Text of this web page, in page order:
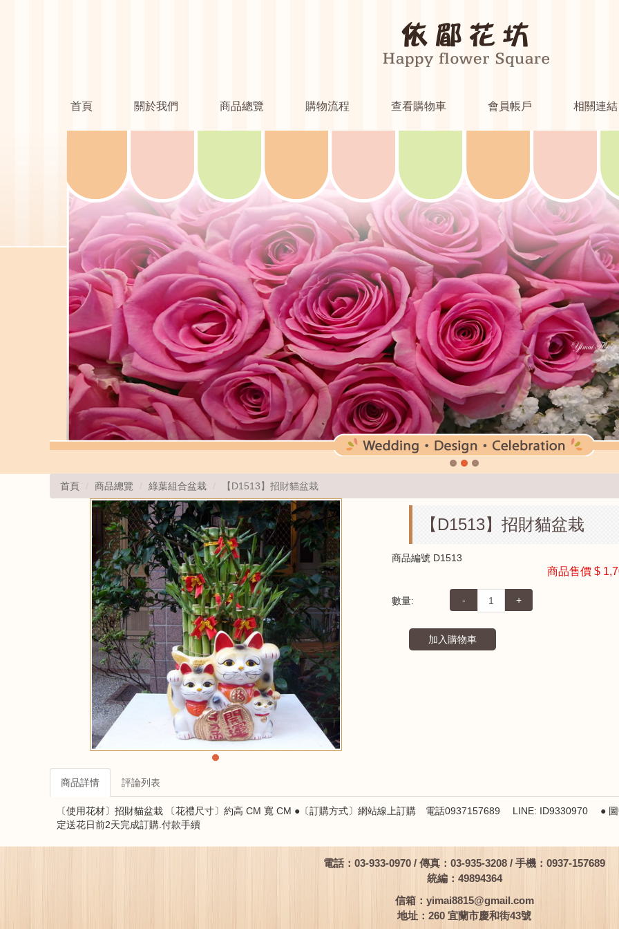
首頁 關於我們 商品總覽 購物流程 查看購物車 會員帳戶 相關連結
首頁 商品總覽 綠葉組合盆栽 【D1513】招財貓盆栽
【D1513】招財貓盆栽
商品編號 D1513
商品售價 $
數量: - +
加入購物車
商品詳情 評論列表
〔使用花材〕招財貓盆栽 〔花禮尺寸〕約高 CM 寬 CM ●〔訂購方式〕網站線上訂購 電話0937157689 LINE: ID9330970 ● 圖
定送花日前2天完成訂購.付款手續
電話：03-933-0970 / 傳真：03-935-3208 / 手機：0937-157689
統編：49894364
信箱： yimai8815@gmail.com
地址：260 宜蘭市慶和街43號